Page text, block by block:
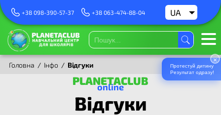
+38 098-390-57-37 +38 063-474-88-04 UA
RU
Головна / Інфо / Відгуки
PLANETACLUB
online
Відгуки
×
Протестуй дитину
Результат одразу!